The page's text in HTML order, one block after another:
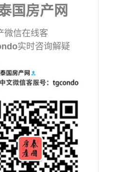
Huai Khwang (9)
Ladprao (3)
Phahon Yothin (3)
Phra Ram9 (26)
Queen Sirikit (1)
Queen Sirikit
(5)
Ramkhamhaeng
Ratchadaphisek
国房产网
微信在线客
实时咨询解疑